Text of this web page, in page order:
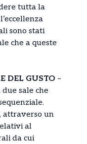
tutta la
sono stati
che a queste
DEL GUSTO –
due sale che
attraverso un
al
da cui